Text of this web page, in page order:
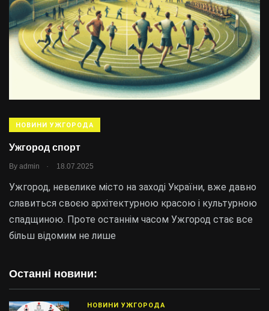
НОВИНИ УЖГОРОДА
Ужгород спорт
By admin . 18.07.2025
Ужгород, невелике місто на заході України, вже давно
славиться своєю архітектурною красою і культурною
спадщиною. Проте останнім часом Ужгород стає все
більш відомим не лише
Останні новини:
НОВИНИ УЖГОРОДА